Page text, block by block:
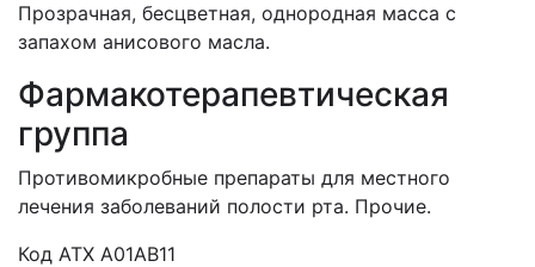
Прозрачная, бесцветная, однородная масса с
запахом анисового масла.
Фармакотерапевтическая
группа
Противомикробные препараты для местного
лечения заболеваний полости рта. Прочие.
Код АТX A01AB11